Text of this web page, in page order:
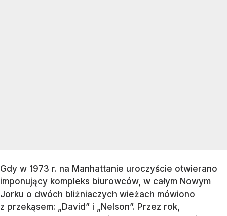
Gdy w 1973 r. na Manhattanie uroczyście otwierano
imponujący kompleks biurowców, w całym Nowym
Jorku o dwóch bliźniaczych wieżach mówiono
z przekąsem: „David” i „Nelson”. Przez rok,